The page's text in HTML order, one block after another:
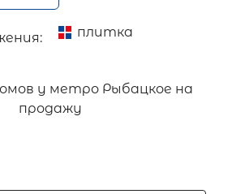
плитка
у метро Рыбацкое на
продажу